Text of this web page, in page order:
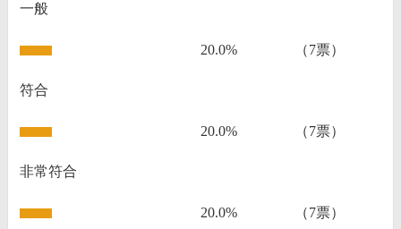
一般
20.0% （7票）
符合
20.0% （7票）
非常符合
20.0% （7票）